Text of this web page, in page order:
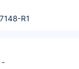
R1
-